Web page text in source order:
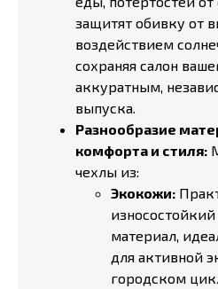
защитят обивку от
воздействием
сохраняя салон
аккуратным,
выпуска.
Разнообразие
комфорта и стиля:
чехлы из:
Экокожи:
материал,
для активной
городском